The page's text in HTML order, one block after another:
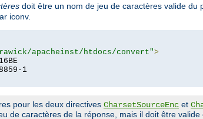
doit être un nom de jeu de caractères valide
iconv.
apacheinst/htdocs/convert">
pour les deux directives CharsetSourceEnc et
de caractères de la réponse, mais il doit être valide